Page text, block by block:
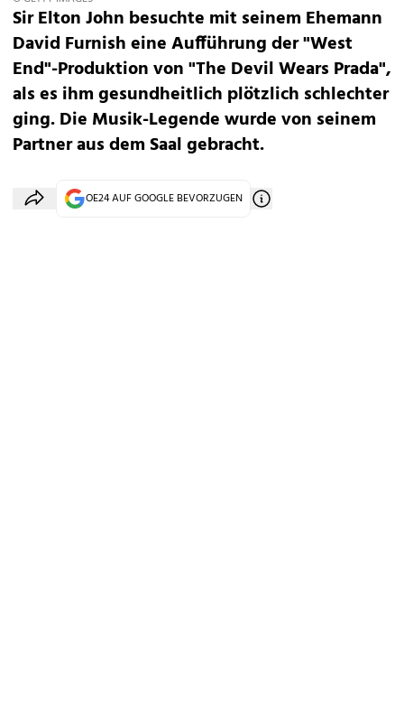
Sir Elton John besuchte mit seinem Ehemann
David Furnish eine Aufführung der "West
End"-Produktion von "The Devil Wears Prada",
als es ihm gesundheitlich plötzlich schlechter
ging. Die Musik-Legende wurde von seinem
Partner aus dem Saal gebracht.
OE24 AUF GOOGLE BEVORZUGEN